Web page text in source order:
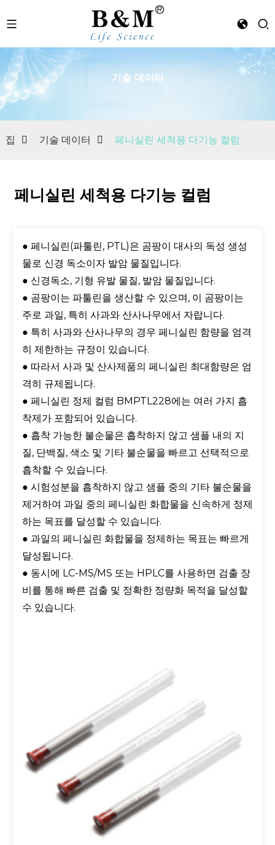
기술 데이터
집 기술 데이터 페니실린 세척용 다기능 컬럼
페니실린 세척용 다기능 컬럼
● 페니실린(파툴린, PTL)은 곰팡이 대사의 독성 생성
물로 신경 독소이자 발암 물질입니다.
● 신경독소, 기형 유발 물질, 발암 물질입니다.
● 곰팡이는 파툴린을 생산할 수 있으며, 이 곰팡이는
주로 과일, 특히 사과와 산사나무에서 자랍니다.
● 특히 사과와 산사나무의 경우 페니실린 함량을 엄격
히 제한하는 규정이 있습니다.
● 따라서 사과 및 산사제품의 페니실린 최대함량은 엄
격히 규제됩니다.
● 페니실린 정제 컬럼 BMPTL228에는 여러 가지 흡
착제가 포함되어 있습니다.
● 흡착 가능한 불순물은 흡착하지 않고 샘플 내의 지
질, 단백질, 색소 및 기타 불순물을 빠르고 선택적으로
흡착할 수 있습니다.
● 시험성분을 흡착하지 않고 샘플 중의 기타 불순물을
제거하여 과일 중의 페니실린 화합물을 신속하게 정제
하는 목표를 달성할 수 있습니다.
● 과일의 페니실린 화합물을 정제하는 목표는 빠르게
달성됩니다.
● 동시에 LC-MS/MS 또는 HPLC를 사용하면 검출 장
비를 통해 빠른 검출 및 정확한 정량화 목적을 달성할
수 있습니다.